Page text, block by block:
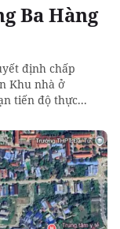
Ba Hàng
định chấp
Khu nhà ở
tiến độ thực...